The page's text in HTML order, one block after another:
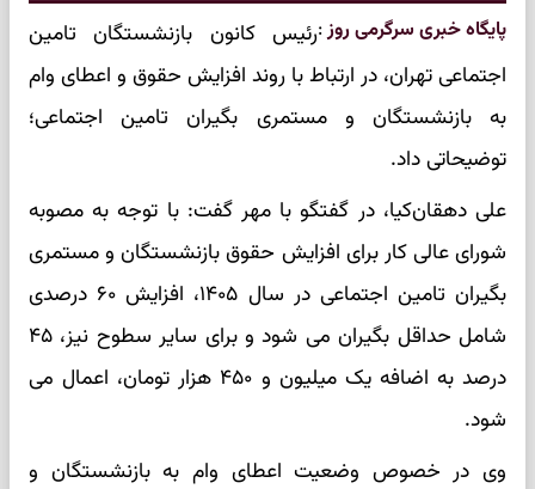
پایگاه خبری سرگرمی روز:رئیس کانون بازنشستگان تامین
اجتماعی تهران، در ارتباط با روند افزایش حقوق و اعطای وام
به بازنشستگان و مستمری بگیران تامین اجتماعی؛
توضیحاتی داد.
علی دهقان‌کیا، در گفتگو با مهر گفت: با توجه به مصوبه
شورای عالی کار برای افزایش حقوق بازنشستگان و مستمری
بگیران تامین اجتماعی در سال ۱۴۰۵، افزایش ۶۰ درصدی
شامل حداقل بگیران می شود و برای سایر سطوح نیز، ۴۵
درصد به اضافه یک میلیون و ۴۵۰ هزار تومان، اعمال می
شود.
وی در خصوص وضعیت اعطای وام به بازنشستگان و